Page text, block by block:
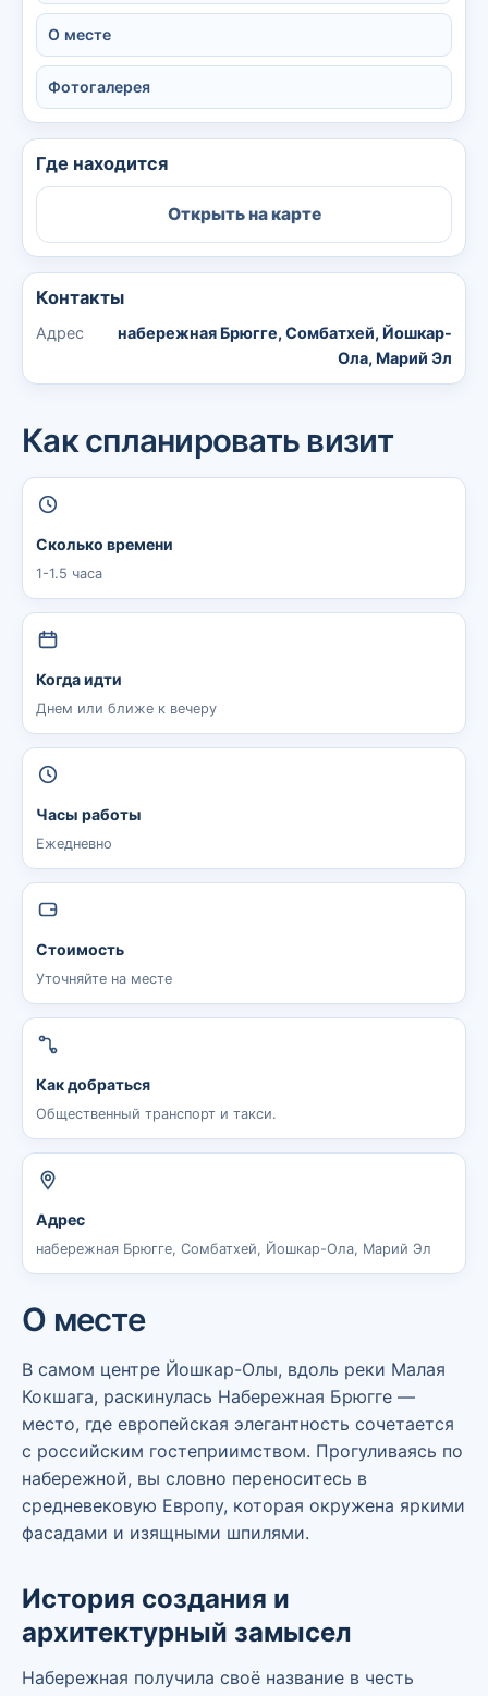
Как спланировать визит
Сколько времени
1-1.5 часа
Когда идти
Днем или ближе к вечеру
Часы работы
Ежедневно
Стоимость
Уточняйте на месте
Как добраться
Общественный транспорт и такси.
Адрес
набережная Брюгге, Сомбатхей, Йошкар-Ола, Марий Эл
О месте
В самом центре Йошкар-Олы, вдоль реки Малая
Кокшага, раскинулась Набережная Брюгге —
место, где европейская элегантность сочетается
с российским гостеприимством. Прогуливаясь по
набережной, вы словно переноситесь в
средневековую Европу, которая окружена яркими
фасадами и изящными шпилями.
История создания и
архитектурный замысел
Набережная получила своё название в честь
О месте
Фотогалерея
Где находится
Открыть на карте
Контакты
Адрес
набережная Брюгге, Сомбатхей, Йошкар-
Ола, Марий Эл